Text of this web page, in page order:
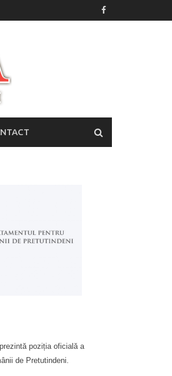
poziția oficială a
de Pretutindeni.